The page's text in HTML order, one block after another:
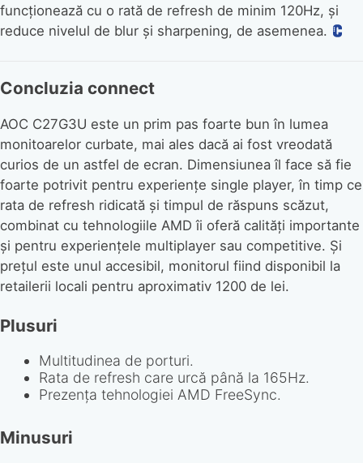
funcționează cu o rată de refresh de minim 120Hz, și
reduce nivelul de blur și sharpening, de asemenea.
Concluzia connect
AOC C27G3U este un prim pas foarte bun în lumea
monitoarelor curbate, mai ales dacă ai fost vreodată
curios de un astfel de ecran. Dimensiunea îl face să fie
foarte potrivit pentru experiențe single player, în timp ce
rata de refresh ridicată și timpul de răspuns scăzut,
combinat cu tehnologiile AMD îi oferă calități importante
și pentru experiențele multiplayer sau competitive. Și
prețul este unul accesibil, monitorul fiind disponibil la
retailerii locali pentru aproximativ 1200 de lei.
Plusuri
Multitudinea de porturi.
Rata de refresh care urcă până la 165Hz.
Prezența tehnologiei AMD FreeSync.
Minusuri